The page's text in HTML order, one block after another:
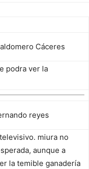
Cáceres
podra ver la
reyes
miura no
aunque a
la temible ganadería